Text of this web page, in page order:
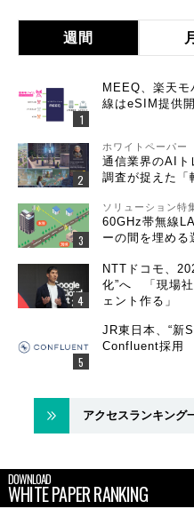
週間
MEEQ、楽天
線はeSIM提供
ホワイトペーパー
通信業界のAI
調査が捉えた「
ソリューション特
60GHz帯無線
ーの間を埋める
NTTドコモ、
化”へ 「現場社
ェント作る」
JR東日本、“新
Confluent採用
アクセスランキング
DOWNLOAD
WHITE PAPER RANKING